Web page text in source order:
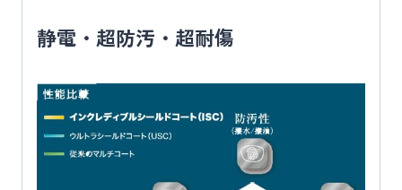
静電・超防汚・超耐傷